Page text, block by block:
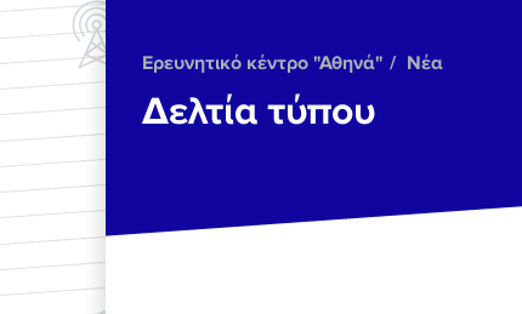
Ερευνητικό κέντρο "Αθηνά" Νέα
Δελτία τύπου